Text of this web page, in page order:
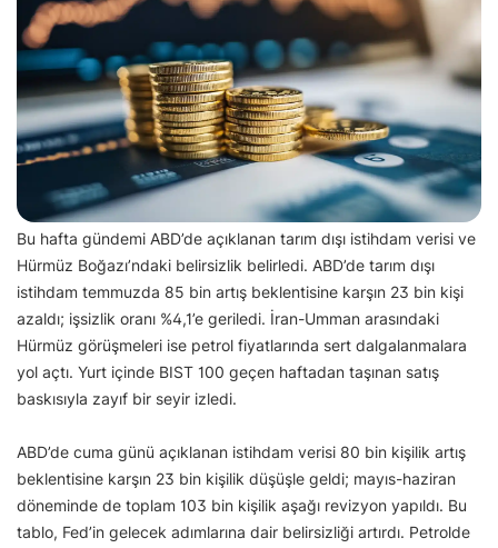
Bu hafta gündemi ABD’de açıklanan tarım dışı istihdam verisi ve
Hürmüz Boğazı’ndaki belirsizlik belirledi. ABD’de tarım dışı
istihdam temmuzda 85 bin artış beklentisine karşın 23 bin kişi
azaldı; işsizlik oranı %4,1’e geriledi. İran-Umman arasındaki
Hürmüz görüşmeleri ise petrol fiyatlarında sert dalgalanmalara
yol açtı. Yurt içinde BIST 100 geçen haftadan taşınan satış
baskısıyla zayıf bir seyir izledi.
ABD’de cuma günü açıklanan istihdam verisi 80 bin kişilik artış
beklentisine karşın 23 bin kişilik düşüşle geldi; mayıs-haziran
döneminde de toplam 103 bin kişilik aşağı revizyon yapıldı. Bu
tablo, Fed’in gelecek adımlarına dair belirsizliği artırdı. Petrolde